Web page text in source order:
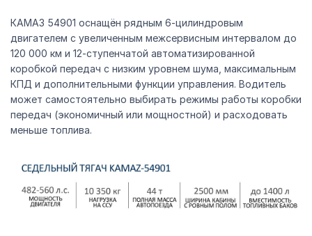
КАМАЗ 54901 оснащён рядным 6-цилиндровым
двигателем с увеличенным межсервисным интервалом до
120 000 км и 12-ступенчатой автоматизированной
коробкой передач с низким уровнем шума, максимальным
КПД и дополнительными функции управления. Водитель
может самостоятельно выбирать режимы работы коробки
передач (экономичный или мощностной) и расходовать
меньше топлива.